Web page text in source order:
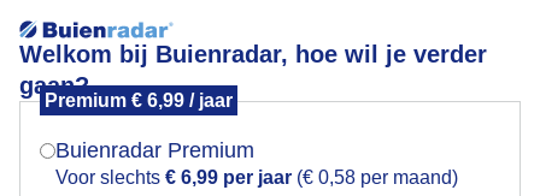
Welkom bij Buienradar, hoe wil je verder
gaan?
Premium € 6,99 / jaar
Buienradar Premium
Voor slechts € 6,99 per jaar (€ 0,58 per maand)
mooie kleurtjes aan de noorderham in Krommenie
Mogen we je locatie gebruiken voor het